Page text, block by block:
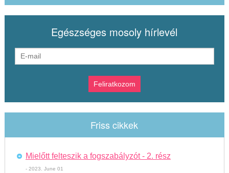
Egészséges mosoly hírlevél
Friss cikkek
Mielőtt felteszik a fogszabályzót - 2. rész
- 2023. June 01